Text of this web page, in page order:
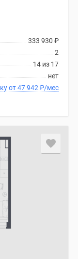
333 930 ₽
2
14 из 17
нет
В ипотеку от 47 942 ₽/мес